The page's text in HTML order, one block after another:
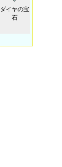
ダイヤの宝
石